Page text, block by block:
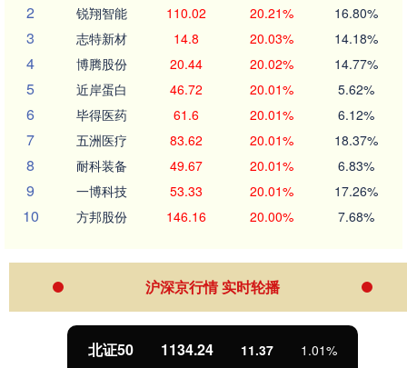
2 锐翔智能 110.02 20.21% 16.80%
3 志特新材 14.8 20.03% 14.18%
4 博腾股份 20.44 20.02% 14.77%
5 近岸蛋白 46.72 20.01% 5.62%
6 毕得医药 61.6 20.01% 6.12%
7 五洲医疗 83.62 20.01% 18.37%
8 耐科装备 49.67 20.01% 6.83%
9 一博科技 53.33 20.01% 17.26%
10 方邦股份 146.16 20.00% 7.68%
沪深京行情 实时轮播
北证50 1134.24 11.37 1.01%